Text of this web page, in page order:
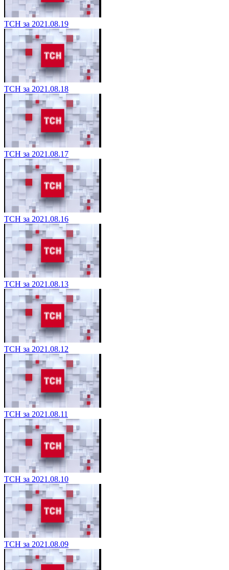
ТСН за 2021.08.19
ТСН за 2021.08.18
ТСН за 2021.08.17
ТСН за 2021.08.16
ТСН за 2021.08.13
ТСН за 2021.08.12
ТСН за 2021.08.11
ТСН за 2021.08.10
ТСН за 2021.08.09